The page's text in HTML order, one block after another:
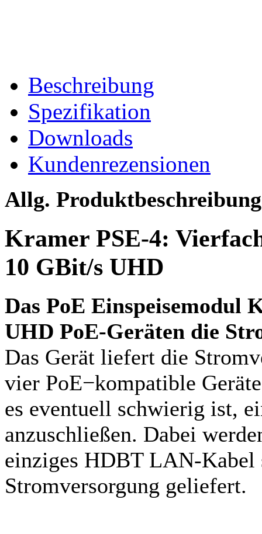
Beschreibung
Spezifikation
Downloads
Kundenrezensionen
Allg. Produktbeschreibung
Kramer PSE-4:
10 GBit/s UHD
Das PoE Einspeisemodul
UHD PoE-Geräten die
Das Gerät liefert die
vier PoE−kompatible
es eventuell schwierig ist,
anzuschließen. Dabei
einziges HDBT LAN-Kabel
Stromversorgung geliefert.